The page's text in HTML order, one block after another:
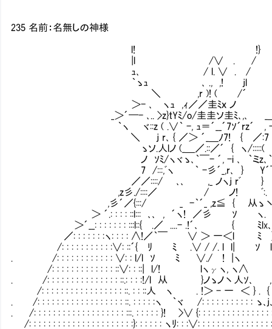
235 名前：名無しの神様
l! !}
|l /∨ . /
ｭ､ / l. ∨ . /
｀ゝｭ ､ ., ,! jl
＼ ,r )! ( /´
＞- ､ ヽｭ ,ｨ／／圭ﾐｘ ノ
_＞´━- ､.. >z}tYﾐ/o/圭圭ソ圭ﾐ､,､ _
｀ヽ ヾ::z ( .∨｀ -, ｭ＝´__´7ｿ´rz´ , -
＼ j r､ { ／＞ ´_＿ﾉ7! { ／
ゝソ.人lノ (_＿／.::／´ { ヽ/:::::( ,.:::´
ノ ｿﾐ/ヽヾゝ､｀￣- ´, -i ､ ｀ミz､｀::／
7 /:::,ﾞヽ ｀ -彡´_,r､ } Y´
／／::::/ ､､ ,_ ノヽj rﾞ } ヽ ヽ 特に
,z彡./::::／ / ノ! ﾞ:.
,彡´／{:::/ _ -｀´_ ,z≦ { 从ゝ
＞ ´.: : : : ::l::: ､､ , ´ヽ! ／彡 ｿ ヽ.
＞´__: : : : : : : :::l::{ .／ ....- .!´､ { ﾐlx､ ﾐ
／: : : : : : :ヽ: : : : ∧!／｀￣ ∨ ＞ 一＜l ﾐ } li
/: : : : : : : : : : :∨: ::´{ ﾘ ﾐ .∨ / /. l l| ｿ l!､ l}:
. /: : : : : : : : : : : : ∨: : l/l ｿ ﾐ ∨./ ! |ヽ !}
/: : : : : : : : : : : : : ::∨: : ::| l/! lヽγヽ, ヽ∧ ﾘ
. /: : : : : : : : : : : : : : : ::.: : : :!/l 从 }ノゝノ丶人ｿ､ ,
/: : : : : : : : : : : : : : : : : ::. : : ::人 ヽ . !＞ - 一 ＜ } . {
. /: : : : : : : : : : : : : : : : : : ::. : : : : :ヽ ｀ヾ /: : : : : : : : : : : ゝ
. /: : : : : : : : : : : : : : : : : : : :::. : : : : : }! >∨ {: : : : : : : : : : : : : : : :
/: : : : : : : : : : : : : : : : : : : : : :}: : : : : : ヽﾘ: : :∨: : : : : : : : : : : : : : : :